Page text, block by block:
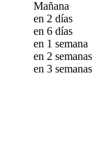
Mañana
en 2 días
en 6 días
en 1 semana
en 2 semanas
en 3 semanas